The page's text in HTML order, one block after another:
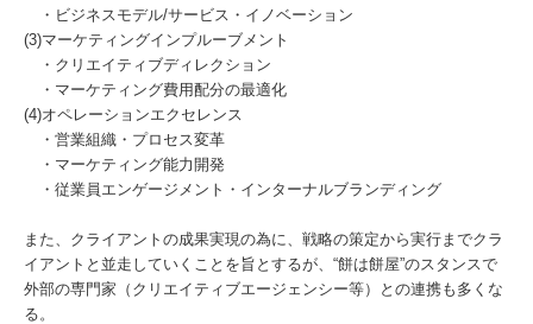
・ビジネスモデル/サービス・イノベーション
(3)マーケティングインプルーブメント
・クリエイティブディレクション
・マーケティング費用配分の最適化
(4)オペレーションエクセレンス
・営業組織・プロセス変革
・マーケティング能力開発
・従業員エンゲージメント・インターナルブランディング
また、クライアントの成果実現の為に、戦略の策定から実行までクラ
イアントと並走していくことを旨とするが、“餅は餅屋”のスタンスで
外部の専門家（クリエイティブエージェンシー等）との連携も多くな
る。